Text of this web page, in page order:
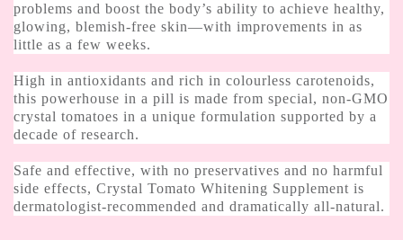
problems and boost the body’s ability to achieve healthy,
glowing, blemish-free skin—with improvements in as
little as a few weeks.
High in antioxidants and rich in colourless carotenoids,
this powerhouse in a pill is made from special, non-GMO
crystal tomatoes in a unique formulation supported by a
decade of research.
Safe and effective, with no preservatives and no harmful
side effects, Crystal Tomato Whitening Supplement is
dermatologist-recommended and dramatically all-natural.